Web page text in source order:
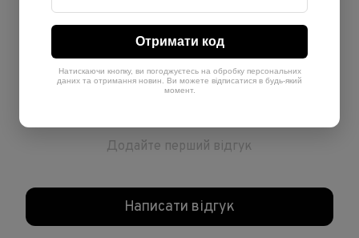
Відгуки
Додайте перший відгук
Написати відгук
Отримати код
Натискаючи кнопку, ви погоджуєтесь на обробку персональних
даних та отримання новин. Ви можете відписатися в будь-який
момент.